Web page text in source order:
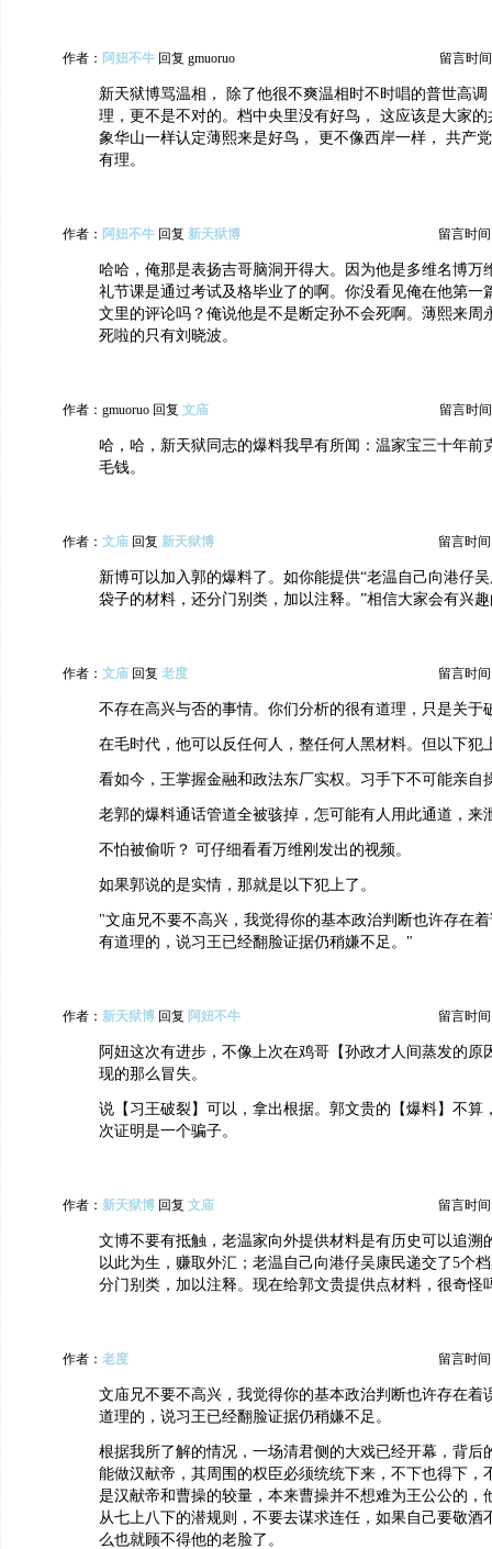
作者： 阿妞不牛 回复 gmuoruo 留言时
新天狱博骂温相， 除了他很不爽温相时不时唱的普世高
理，更不是不对的。档中央里没有好鸟， 这应该是大家
象华山一样认定薄熙来是好鸟， 更不像西岸一样， 共产
有理。
作者： 阿妞不牛 回复 新天狱博 留言时间
哈哈，俺那是表扬吉哥脑洞开得大。因为他是多维名博万
礼节课是通过考试及格毕业了的啊。你没看见俺在他第一
文里的评论吗？俺说他是不是断定孙不会死啊。薄熙来周
死啦的只有刘晓波。
作者：gmuoruo 回复 文庙 留言时
哈，哈，新天狱同志的爆料我早有所闻：温家宝三十年前
毛钱。
作者： 文庙 回复 新天狱博 留言时间
新博可以加入郭的爆料了。如你能提供“老温自己向港仔
袋子的材料，还分门别类，加以注释。”相信大家会有兴
作者： 文庙 回复 老度 留言时间
不存在高兴与否的事情。你们分析的很有道理，只是关于
在毛时代，他可以反任何人，整任何人黑材料。但以下犯
看如今，王掌握金融和政法东厂实权。习手下不可能亲自
老郭的爆料通话管道全被骇掉，怎可能有人用此通道，来
不怕被偷听？ 可仔细看看万维刚发出的视频。
如果郭说的是实情，那就是以下犯上了。
"文庙兄不要不高兴，我觉得你的基本政治判断也许存在
有道理的，说习王已经翻脸证据仍稍嫌不足。"
作者： 新天狱博 回复 阿妞不牛 留言时间
阿妞这次有进步，不像上次在鸡哥【孙政才人间蒸发的原
现的那么冒失。
说【习王破裂】可以，拿出根据。郭文贵的【爆料】不算
次证明是一个骗子。
作者： 新天狱博 回复 文庙 留言时间
文博不要有抵触，老温家向外提供材料是有历史可以追溯
以此为生，赚取外汇；老温自己向港仔吴康民递交了5个
分门别类，加以注释。现在给郭文贵提供点材料，很奇怪
作者： 老度 留言时间
文庙兄不要不高兴，我觉得你的基本政治判断也许存在着
道理的，说习王已经翻脸证据仍稍嫌不足。
根据我所了解的情况，一场清君侧的大戏已经开幕，背后
能做汉献帝，其周围的权臣必须统统下来，不下也得下，
是汉献帝和曹操的较量，本来曹操并不想难为王公公的，
从七上八下的潜规则，不要去谋求连任，如果自己要敬酒
么也就顾不得他的老脸了。